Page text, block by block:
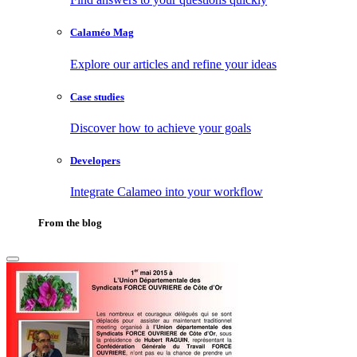
Calaméo Mag
Explore our articles and refine your ideas
Case studies
Discover how to achieve your goals
Developers
Integrate Calameo into your workflow
From the blog